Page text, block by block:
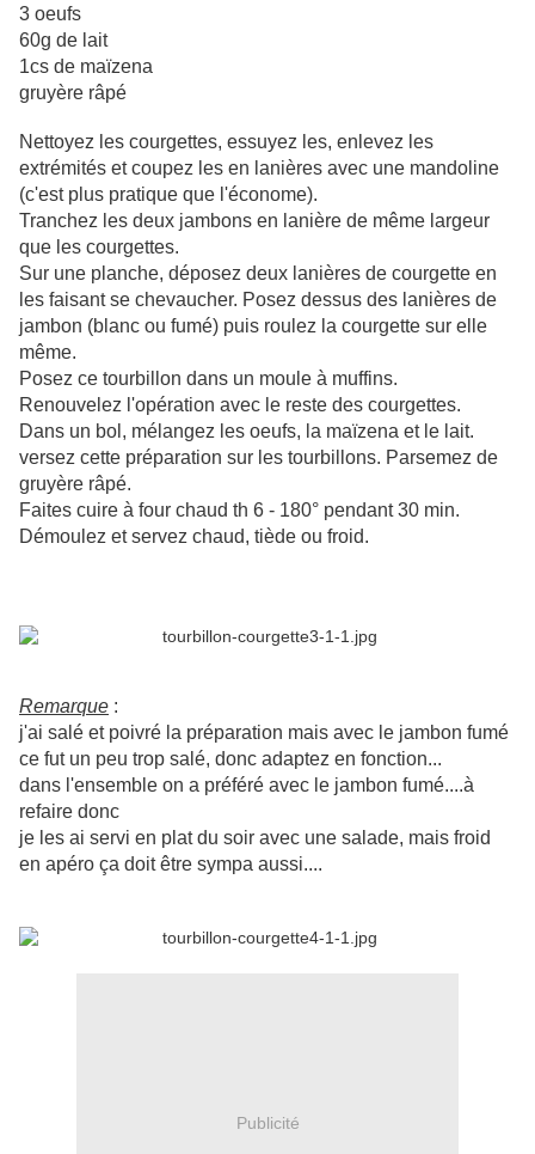
3 oeufs
60g de lait
1cs de maïzena
gruyère râpé
Nettoyez les courgettes, essuyez les, enlevez les
extrémités et coupez les en lanières avec une mandoline
(c'est plus pratique que l'économe).
Tranchez les deux jambons en lanière de même largeur
que les courgettes.
Sur une planche, déposez deux lanières de courgette en
les faisant se chevaucher. Posez dessus des lanières de
jambon (blanc ou fumé) puis roulez la courgette sur elle
même.
Posez ce tourbillon dans un moule à muffins.
Renouvelez l'opération avec le reste des courgettes.
Dans un bol, mélangez les oeufs, la maïzena et le lait.
versez cette préparation sur les tourbillons. Parsemez de
gruyère râpé.
Faites cuire à four chaud th 6 - 180° pendant 30 min.
Démoulez et servez chaud, tiède ou froid.
Remarque :
j'ai salé et poivré la préparation mais avec le jambon fumé
ce fut un peu trop salé, donc adaptez en fonction...
dans l'ensemble on a préféré avec le jambon fumé....à
refaire donc
je les ai servi en plat du soir avec une salade, mais froid
en apéro ça doit être sympa aussi....
Publicité